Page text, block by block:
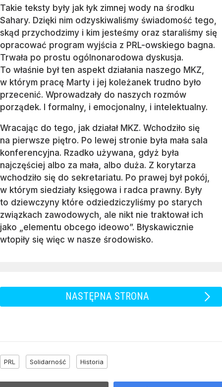
Takie teksty były jak łyk zimnej wody na środku
Sahary. Dzięki nim odzyskiwaliśmy świadomość tego,
skąd przychodzimy i kim jesteśmy oraz staraliśmy się
opracować program wyjścia z PRL-owskiego bagna.
Trwała po prostu ogólnonarodowa dyskusja.
To właśnie był ten aspekt działania naszego MKZ,
w którym pracę Marty i jej koleżanek trudno było
przecenić. Wprowadzały do naszych rozmów
porządek. I formalny, i emocjonalny, i intelektualny.
Wracając do tego, jak działał MKZ. Wchodziło się
na pierwsze piętro. Po lewej stronie była mała sala
konferencyjna. Rzadko używana, gdyż była
najczęściej albo za mała, albo duża. Z korytarza
wchodziło się do sekretariatu. Po prawej był pokój,
w którym siedziały księgowa i radca prawny. Były
to dziewczyny które odziedziczyliśmy po starych
związkach zawodowych, ale nikt nie traktował ich
jako „elementu obcego ideowo”. Błyskawicznie
wtopiły się więc w nasze środowisko.
NASTĘPNA STRONA
PRL Solidarność Historia